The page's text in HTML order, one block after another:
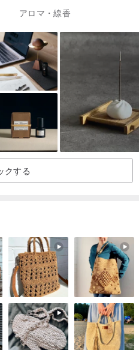
グリーン﹚_ 賢くありなさい
オイルから 3 つを選択 - あなた
してください。特にご指定がない
ていただきます:)
アロマ・線香
クする